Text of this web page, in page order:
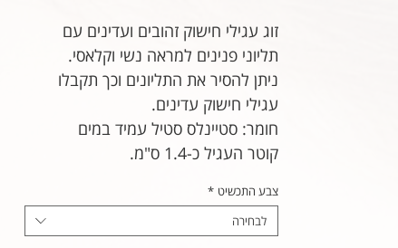
זוג עגילי חישוק זהובים ועדינים עם
תליוני פנינים למראה נשי וקלאסי.
ניתן להסיר את התליונים וכך תקבלו
עגילי חישוק עדינים.
חומר: סטיינלס סטיל עמיד במים
קוטר העגיל כ-1.4 ס"מ.
צבע התכשיט *
לבחירה